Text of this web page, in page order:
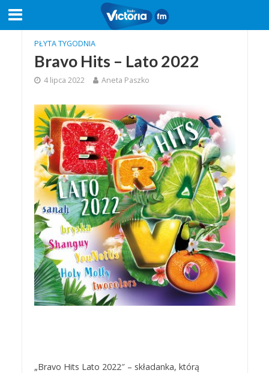
PŁYTA TYGODNIA
Bravo Hits – Lato 2022
4 lipca 2022 Aneta Paszko
„Bravo Hits Lato 2022″ – składanka, którą